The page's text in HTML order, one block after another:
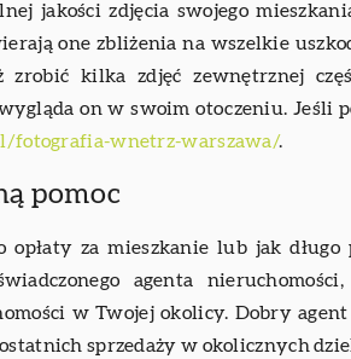
jakości zdjęcia swojego
one zbliżenia na wszelkie
zrobić kilka zdjęć zewnętrznej
on w swoim otoczeniu. Jeśli
fotografia-wnetrz-warszawa/.
pomoc
za mieszkanie lub jak długo
agenta
w Twojej okolicy. Dobry
sprzedaży w okolicznych